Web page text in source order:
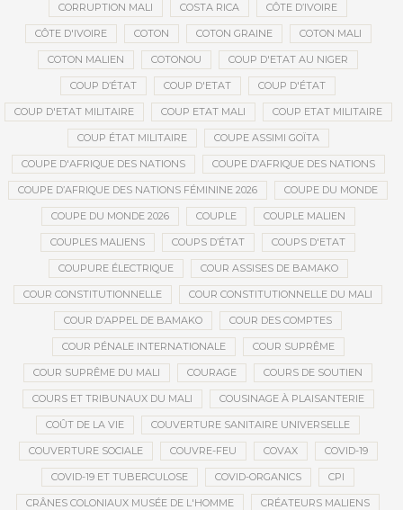
CORRUPTION MALI COSTA RICA CÔTE D’IVOIRE
CÔTE D'IVOIRE COTON COTON GRAINE COTON MALI
COTON MALIEN COTONOU COUP D'ETAT AU NIGER
COUP D’ÉTAT COUP D'ETAT COUP D'ÉTAT
COUP D'ETAT MILITAIRE COUP ETAT MALI COUP ETAT MILITAIRE
COUP ÉTAT MILITAIRE COUPE ASSIMI GOÏTA
COUPE D'AFRIQUE DES NATIONS COUPE D’AFRIQUE DES NATIONS
COUPE D’AFRIQUE DES NATIONS FÉMININE 2026 COUPE DU MONDE
COUPE DU MONDE 2026 COUPLE COUPLE MALIEN
COUPLES MALIENS COUPS D’ÉTAT COUPS D'ETAT
COUPURE ÉLECTRIQUE COUR ASSISES DE BAMAKO
COUR CONSTITUTIONNELLE COUR CONSTITUTIONNELLE DU MALI
COUR D’APPEL DE BAMAKO COUR DES COMPTES
COUR PÉNALE INTERNATIONALE COUR SUPRÊME
COUR SUPRÊME DU MALI COURAGE COURS DE SOUTIEN
COURS ET TRIBUNAUX DU MALI COUSINAGE À PLAISANTERIE
COÛT DE LA VIE COUVERTURE SANITAIRE UNIVERSELLE
COUVERTURE SOCIALE COUVRE-FEU COVAX COVID-19
COVID-19 ET TUBERCULOSE COVID-ORGANICS CPI
CRÂNES COLONIAUX MUSÉE DE L'HOMME CRÉATEURS MALIENS